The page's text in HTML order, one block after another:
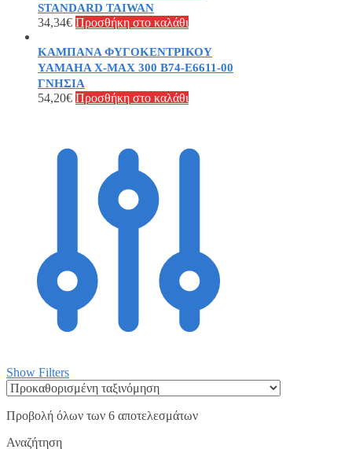
STANDARD TAIWAN
34,34€ Προσθήκη στο καλάθι
ΚΑΜΠΑΝΑ ΦΥΓΟΚΕΝΤΡΙΚΟΥ
YAMAHA X-MAX 300 B74-E6611-00
ΓΝΗΣΙΑ
54,20€ Προσθήκη στο καλάθι
Show Filters
Προβολή όλων των 6 αποτελεσμάτων
Αναζήτηση